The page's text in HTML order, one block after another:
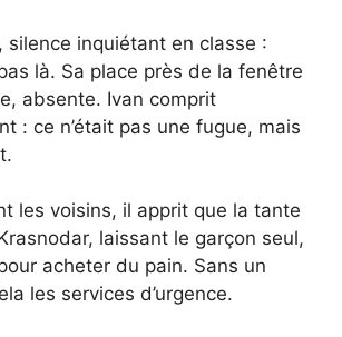
silence inquiétant en classe :
là. Sa place près de la fenêtre
absente. Ivan comprit
: ce n’était pas une fugue, mais
les voisins, il apprit que la tante
laissant le garçon seul,
acheter du pain. Sans un
les services d’urgence.